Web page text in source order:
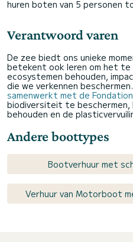
huren boten van 5 personen
Verantwoord varen
De zee biedt ons unieke
betekent ook leren om het te
ecosystemen behouden,
die we verkennen
samenwerkt met de
biodiversiteit te
behouden en de
Andere boottypes
Bootverhuur met
Verhuur van Motorboot